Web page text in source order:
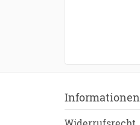
Informationen